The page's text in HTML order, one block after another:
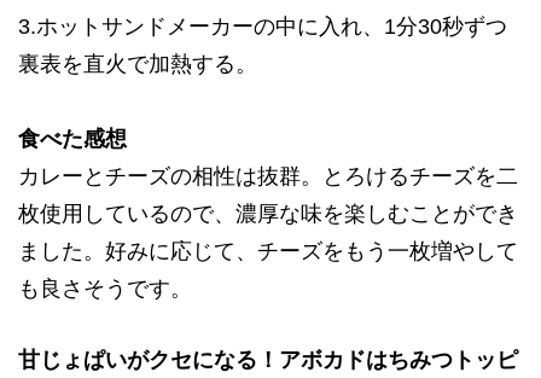
3.ホットサンドメーカーの中に入れ、1分30秒ずつ
裏表を直火で加熱する。
食べた感想
カレーとチーズの相性は抜群。とろけるチーズを二
枚使用しているので、濃厚な味を楽しむことができ
ました。好みに応じて、チーズをもう一枚増やして
も良さそうです。
甘じょぱいがクセになる！アボカドはちみつトッピ